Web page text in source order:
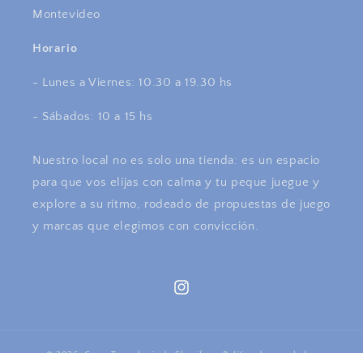
Montevideo
Horario
- Lunes a Viernes: 10.30 a 19.30 hs
- Sábados: 10 a 15 hs
Nuestro local no es solo una tienda: es un espacio
para que vos elijas con calma y tu peque juegue y
explore a su ritmo, rodeado de propuestas de juego
y marcas que elegimos con convicción.
Instagram